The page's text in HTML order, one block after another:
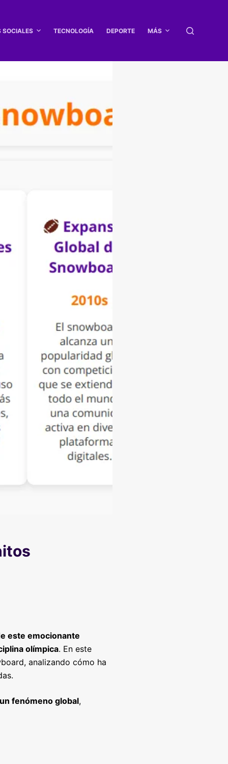
SOCIALES TECNOLOGÍA DEPORTE MÁS
este emocionante
olímpica. En este
analizando cómo ha
fenómeno global,